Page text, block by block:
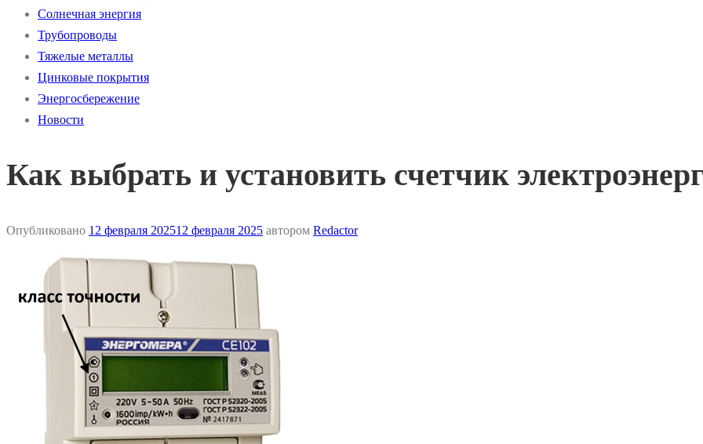
Солнечная энергия
Трубопроводы
Тяжелые металлы
Цинковые покрытия
Энергосбережение
Новости
Как выбрать и установить счетчик
Опубликовано 12 февраля 202512 февраля 2025 автором Redactor